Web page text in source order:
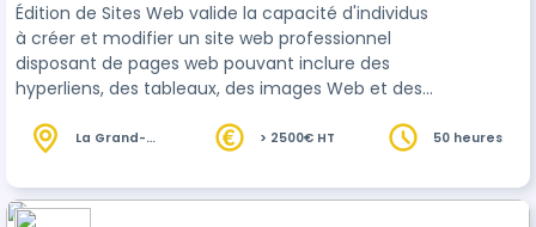
Édition de Sites Web valide la capacité d'individus
à créer et modifier un site web professionnel
disposant de pages web pouvant inclure des
hyperliens, des tableaux, des images Web et des
site web. WordPress est un CMS (Content
permettant de publier et de gérer des contenus
sur Internet. Il permet donc de créer et
La Grand-
> 2500€ HT 50 heures